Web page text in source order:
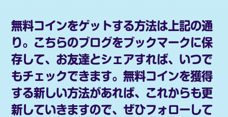
無料コインをゲットする方法は上記の通
り。こちらのブログをブックマークに保
存して、お友達とシェアすれば、いつで
もチェックできます。無料コインを獲得
する新しい方法があれば、これからも更
新していきますので、ぜひフォローして